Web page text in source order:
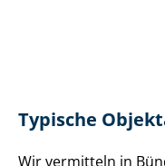
Typische
Wir vermitteln in